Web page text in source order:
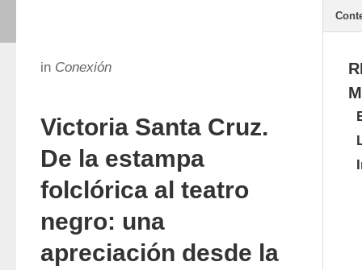
in Conexión
Victoria Santa Cruz.
De la estampa
folclórica al teatro
negro: una
apreciación desde la